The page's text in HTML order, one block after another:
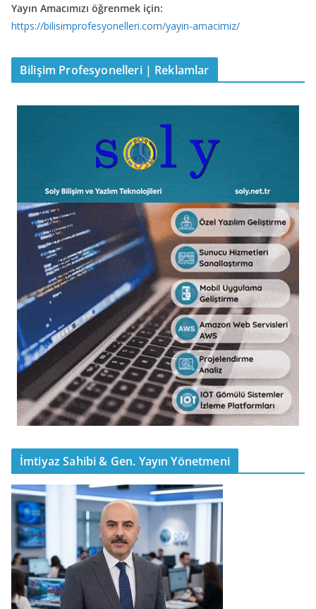
Yayın Amacımızı öğrenmek için:
https://bilisimprofesyonelleri.com/yayin-amacimiz/
Bilişim Profesyonelleri | Reklamlar
İmtiyaz Sahibi & Gen. Yayın Yönetmeni